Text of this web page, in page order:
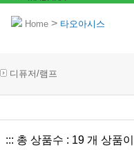
Home > 타오아시스
디퓨저/램프
::: 총 상품수 : 19 개 상품